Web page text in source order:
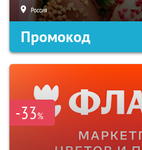
Россия
Промокод
-33%